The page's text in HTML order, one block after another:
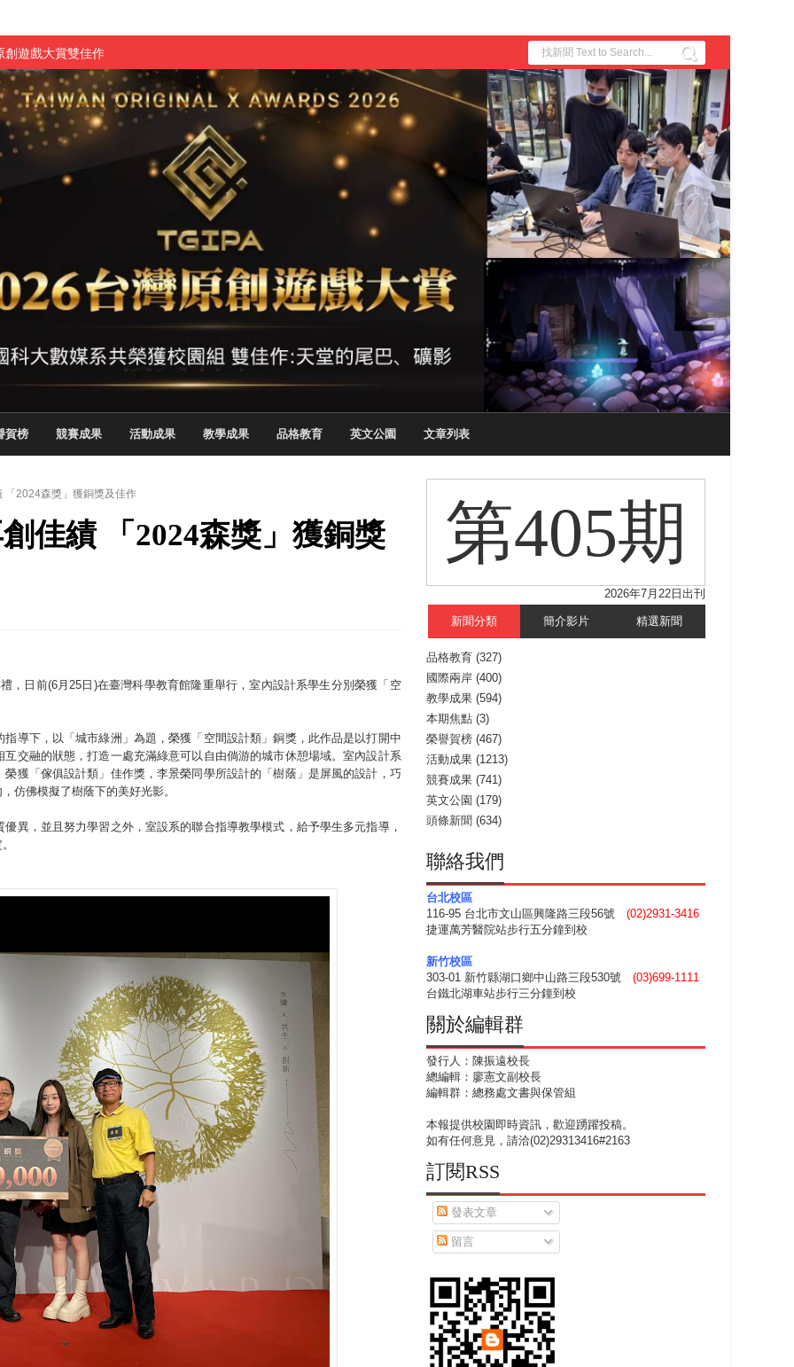
創遊戲大賞雙佳作
專廣播詞競賽英文組佳作
型與數位正義
比賽」成績出爐
」 點亮智慧金融時代的跨域新局
影展最高榮譽白金獎
實務專題競賽第一名
2026 TSID 提出具體舊建築再利用提案
校院電腦動畫競賽嶄露頭角
大雙校區學生會全國賽勇奪佳績
」與「Wwise」雙認證
飲管家獲全國第二名
燃爆傳統與現代
賀榜 競賽成果 活動成果 教學成果 品格教育 英文公園 文章列表
「2024森獎」獲銅獎及佳作
佳績 「2024森獎」獲銅獎
，日前(6月25日)在臺灣科學教育館隆重舉行，室內設計系學生分別榮獲「空
導下，以「城市綠洲」為題，榮獲「空間設計類」銅獎，此作品是以打開中
交融的狀態，打造一處充滿綠意可以自由倘游的城市休憩場域。室內設計系
獲「傢俱設計類」佳作獎，李景榮同學所設計的「樹蔭」是屏風的設計，巧
仿佛模擬了樹蔭下的美好光影。
異，並且努力學習之外，室設系的聯合指導教學模式，給予學生多元指導，
第405期
2026年7月22日出刊
新聞分類 簡介影片 精選新聞
品格教育 (327)
國際兩岸 (400)
教學成果 (594)
本期焦點 (3)
榮譽賀榜 (467)
活動成果 (1213)
競賽成果 (741)
英文公園 (179)
頭條新聞 (634)
聯絡我們
台北校區
116-95 台北市文山區興隆路三段56號 (02)2931-3416
捷運萬芳醫院站步行五分鐘到校
新竹校區
303-01 新竹縣湖口鄉中山路三段530號 (03)699-1111
台鐵北湖車站步行三分鐘到校
關於編輯群
發行人：陳振遠校長
總編輯：廖憲文副校長
編輯群：總務處文書與保管組
本報提供校園即時資訊，歡迎踴躍投稿。
如有任何意見，請洽(02)29313416#2163
訂閱RSS
發表文章
留言